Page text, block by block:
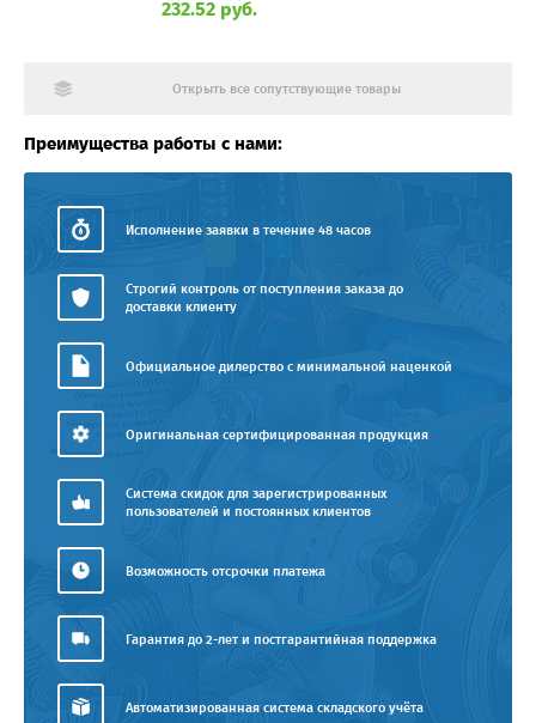
232.52 руб.
Открыть все сопутствующие товары
Преимущества работы с нами:
Исполнение заявки в течение 48 часов
Строгий контроль от поступления заказа до
доставки клиенту
Официальное дилерство с минимальной наценкой
Оригинальная сертифицированная продукция
Система скидок для зарегистрированных
пользователей и постоянных клиентов
Возможность отсрочки платежа
Гарантия до 2-лет и постгарантийная поддержка
Автоматизированная система складского учёта